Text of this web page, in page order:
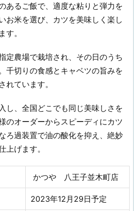
あるご飯で、適度な粘りと弾力を
お米を選び、カツを美味しく楽し
す。
定農場で栽培され、その日のうち
千切りの食感とキャベツの旨みを
れています。
し、全国どこでも同じ美味しさを
のオーダーからスピーディにカツ
ろ過装置で油の酸化を抑え、絶妙
上げます。
かつや 八王子並木町店
2023年12 月 29日予定